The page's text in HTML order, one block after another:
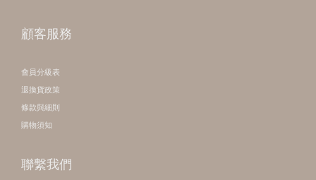
顧客服務
會員分級表
退換貨政策
條款與細則
購物須知
聯繫我們